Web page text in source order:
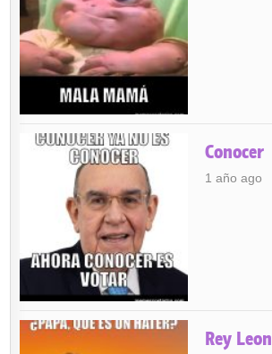
Conocer
1 año ago
Rey Leon